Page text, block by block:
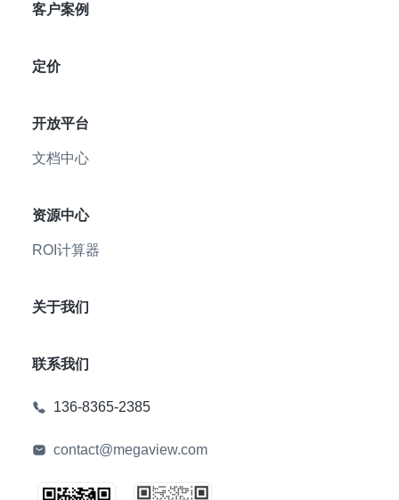
客户案例
定价
开放平台
文档中心
资源中心
ROI计算器
关于我们
联系我们
136-8365-2385
contact@megaview.com